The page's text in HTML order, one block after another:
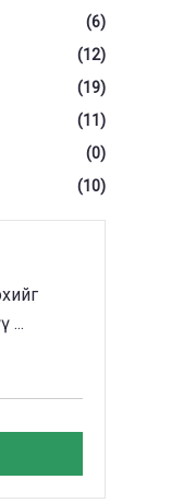
(6)
(12)
(19)
(11)
(0)
(10)
...